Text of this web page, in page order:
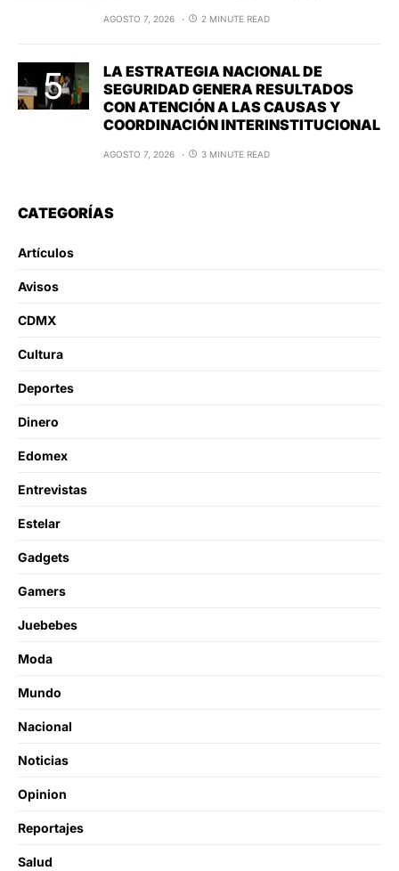
AGOSTO 7, 2026 2 MINUTE READ
LA ESTRATEGIA NACIONAL DE
SEGURIDAD GENERA RESULTADOS
CON ATENCIÓN A LAS CAUSAS Y
COORDINACIÓN INTERINSTITUCIONAL
AGOSTO 7, 2026 3 MINUTE READ
CATEGORÍAS
Artículos
Avisos
CDMX
Cultura
Deportes
Dinero
Edomex
Entrevistas
Estelar
Gadgets
Gamers
Juebebes
Moda
Mundo
Nacional
Noticias
Opinion
Reportajes
Salud